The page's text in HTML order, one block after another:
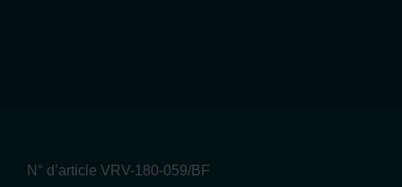
N° d’article VRV-180-059/BF